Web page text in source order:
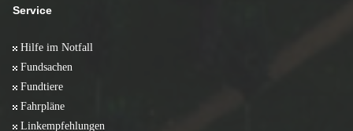
Service
Hilfe im Notfall
Fundsachen
Fundtiere
Fahrpläne
Linkempfehlungen